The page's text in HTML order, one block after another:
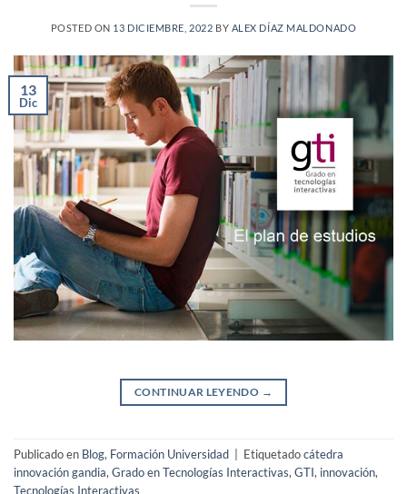
POSTED ON 13 DICIEMBRE, 2022 BY ALEX DÍAZ MALDONADO
13
Dic
CONTINUAR LEYENDO →
Publicado en Blog, Formación Universidad Etiquetadocátedra
innovación gandia,Grado en Tecnologías Interactivas,GTI, innovación,
Tecnologías Interactivas